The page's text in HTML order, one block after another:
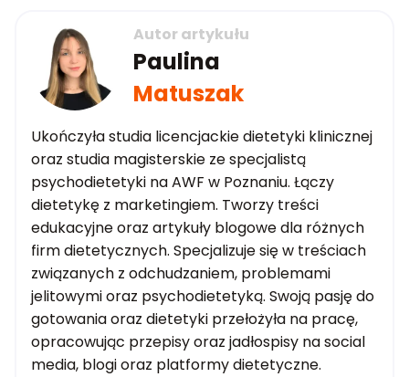
Autor artykułu
Paulina
Matuszak
Ukończyła studia licencjackie dietetyki klinicznej
oraz studia magisterskie ze specjalistą
psychodietetyki na AWF w Poznaniu. Łączy
dietetykę z marketingiem. Tworzy treści
edukacyjne oraz artykuły blogowe dla różnych
firm dietetycznych. Specjalizuje się w treściach
związanych z odchudzaniem, problemami
jelitowymi oraz psychodietetyką. Swoją pasję do
gotowania oraz dietetyki przełożyła na pracę,
opracowując przepisy oraz jadłospisy na social
media, blogi oraz platformy dietetyczne.